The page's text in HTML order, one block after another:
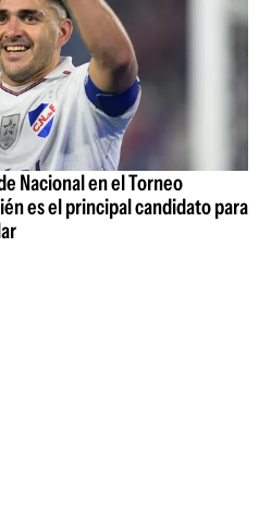
Nacional en el Torneo
es el principal candidato para